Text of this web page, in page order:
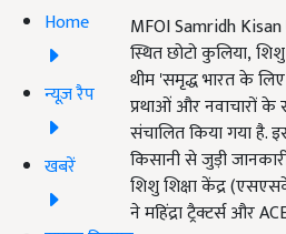
Home
न्यूज़ रैप
खबरें
MFOI Samridh
स्थित छोटो कुलिया,
थीम'समृद्ध भारत के
प्रथाओं और नवाचारों के
संचालित किया गया है.
किसानी से जुड़ी
शिशु शिक्षा केंद्र
ने महिंद्रा ट्रैक्टर्स और